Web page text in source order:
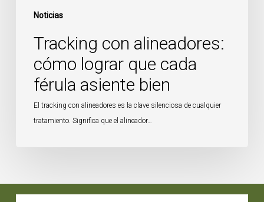
Noticias
Tracking con alineadores:
cómo lograr que cada
férula asiente bien
El tracking con alineadores es la clave silenciosa de cualquier
tratamiento. Significa que el alineador…